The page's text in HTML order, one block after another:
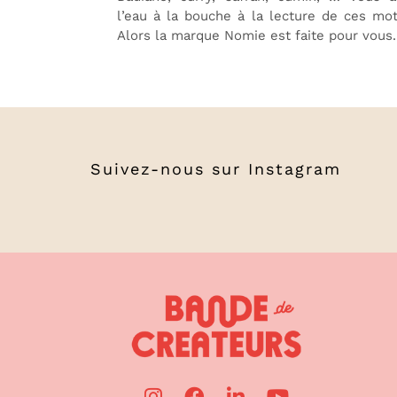
l’eau à la bouche à la lecture de ces
Alors la marque Nomie est faite pour vous.
Suivez-nous sur Instagram